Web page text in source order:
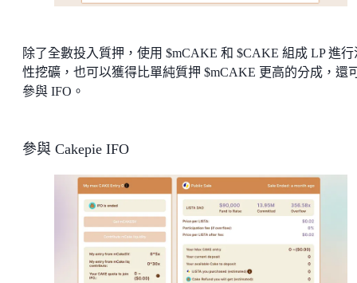
除了全數投入質押，使用 $mCAKE 和 $CAKE 組成 LP 進行
性挖礦，也可以獲得比單純質押 $mCAKE 更高的分成，還
參與 IFO。
參與 Cakepie IFO